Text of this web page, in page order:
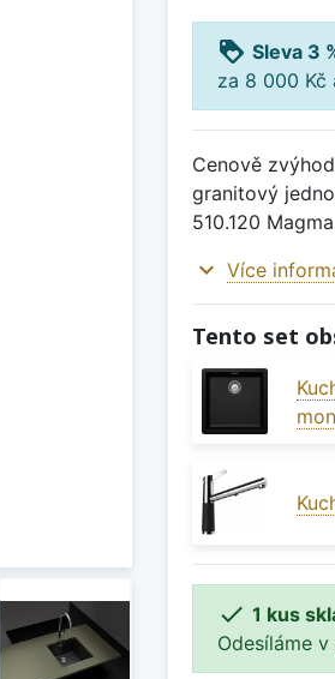
loyalty Sleva 3
za 8 000 Kč
Cenově
granitový
510.120
expand_more Více
Tento set
 1 kus
Odesíláme v